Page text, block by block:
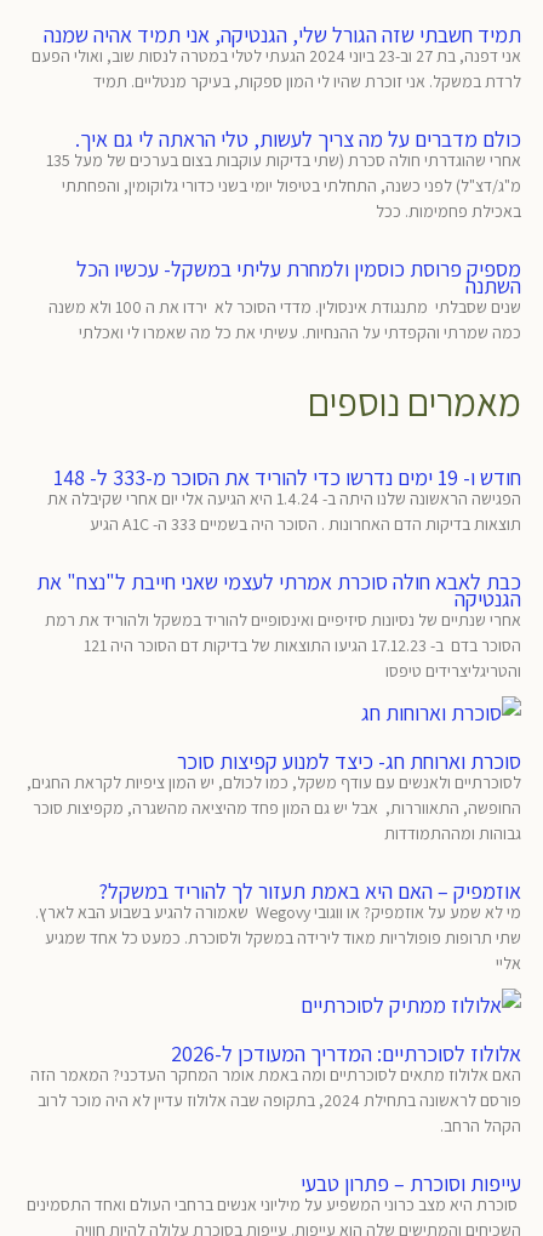
תמיד חשבתי שזה הגורל שלי, הגנטיקה, אני תמיד אהיה שמנה
אני דפנה, בת 27 וב-23 ביוני 2024 הגעתי לטלי במטרה לנסות שוב, ואולי הפעם
לרדת במשקל. אני זוכרת שהיו לי המון ספקות, בעיקר מנטליים. תמיד
כולם מדברים על מה צריך לעשות, טלי הראתה לי גם איך.
אחרי שהוגדרתי חולה סכרת (שתי בדיקות עוקבות בצום בערכים של מעל 135
מ"ג/דצ"ל) לפני כשנה, התחלתי בטיפול יומי בשני כדורי גלוקומין, והפחתתי
באכילת פחמימות. ככל
מספיק פרוסת כוסמין ולמחרת עליתי במשקל- עכשיו הכל
השתנה
שנים שסבלתי מתנגודת אינסולין. מדדי הסוכר לא ירדו את ה 100 ולא משנה
כמה שמרתי והקפדתי על ההנחיות. עשיתי את כל מה שאמרו לי ואכלתי
מאמרים נוספים
חודש ו- 19 ימים נדרשו כדי להוריד את הסוכר מ-333 ל- 148
הפגישה הראשונה שלנו היתה ב- 1.4.24 היא הגיעה אלי יום אחרי שקיבלה את
תוצאות בדיקות הדם האחרונות . הסוכר היה בשמיים 333 ה- A1C הגיע
כבת לאבא חולה סוכרת אמרתי לעצמי שאני חייבת ל"נצח" את
הגנטיקה
אחרי שנתיים של נסיונות סיזיפיים ואינסופיים להוריד במשקל ולהוריד את רמת
הסוכר בדם ב- 17.12.23 הגיעו התוצאות של בדיקות דם הסוכר היה 121
והטריגליצרידים טיפסו
סוכרת וארוחת חג- כיצד למנוע קפיצות סוכר
לסוכרתיים ולאנשים עם עודף משקל, כמו לכולם, יש המון ציפיות לקראת החגים,
החופשה, התאווררות, אבל יש גם המון פחד מהיציאה מהשגרה, מקפיצות סוכר
גבוהות ומההתמודדות
אוזמפיק – האם היא באמת תעזור לך להוריד במשקל?
מי לא שמע על אוזמפיק? או ווגובי Wegovy שאמורה להגיע בשבוע הבא לארץ.
שתי תרופות פופולריות מאוד לירידה במשקל ולסוכרת. כמעט כל אחד שמגיע
אליי
אלולוז לסוכרתיים: המדריך המעודכן ל-2026
האם אלולוז מתאים לסוכרתיים ומה באמת אומר המחקר העדכני? המאמר הזה
פורסם לראשונה בתחילת 2024, בתקופה שבה אלולוז עדיין לא היה מוכר לרוב
הקהל הרחב.
עייפות וסוכרת – פתרון טבעי
סוכרת היא מצב כרוני המשפיע על מיליוני אנשים ברחבי העולם ואחד התסמינים
השכיחים והמתישים שלה הוא עייפות. עייפות בסוכרת עלולה להיות חוויה